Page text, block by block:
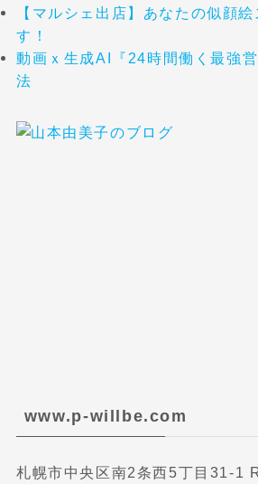
【マルシェ出店】あなたの似顔
す！
動画ｘ生成AI『24時間働く最強
法
www.p-willbe.com
札幌市中央区南2条西5丁目31-1